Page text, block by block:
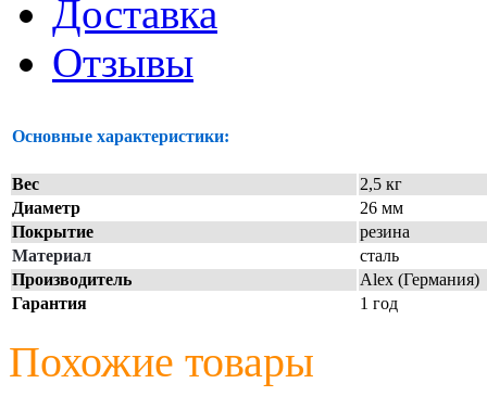
Доставка
Отзывы
Основные характеристики:
Вес
2,5 кг
Диаметр
26 мм
Покрытие
резина
Материал
сталь
Производитель
Alex (Германия)
Гарантия
1 год
Похожие товары